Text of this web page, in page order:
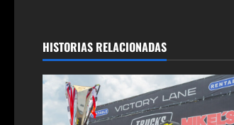
g
a
c
HISTORIAS RELACIONADAS